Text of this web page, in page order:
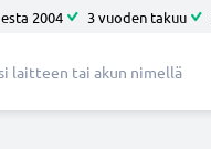
2004 3 vuoden takuu